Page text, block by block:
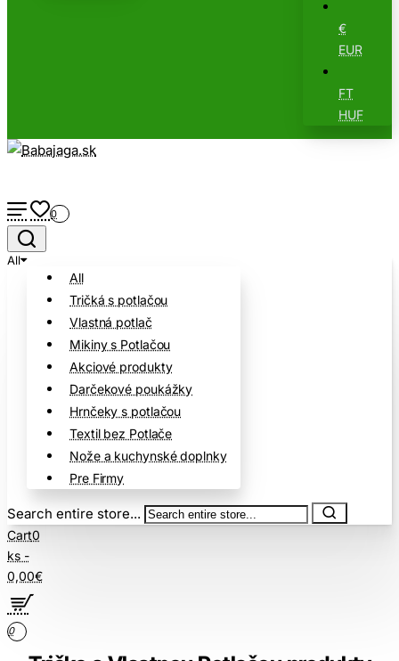
€
EUR
FT
HUF
0
All
All
Tričká s potlačou
Vlastná potlač
Mikiny s Potlačou
Akciové produkty
Darčekové poukážky
Hrnčeky s potlačou
Textil bez Potlače
Nože a kuchynské doplnky
Pre Firmy
Search entire store...
Cart0
ks -
0,00€
0